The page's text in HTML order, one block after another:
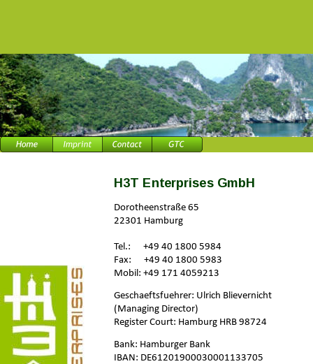
H3T Enterprises GmbH
Dorotheenstraße 65
22301 Hamburg
Tel.:      +49 40 1800 5984
Fax:      +49 40 1800 5983
Mobil: +49 171 4059213
Geschaeftsfuehrer: Ulrich Blievernicht
(Managing Director)
Register Court: Hamburg HRB 98724
Bank: Hamburger Bank
IBAN: DE61201900030001133705